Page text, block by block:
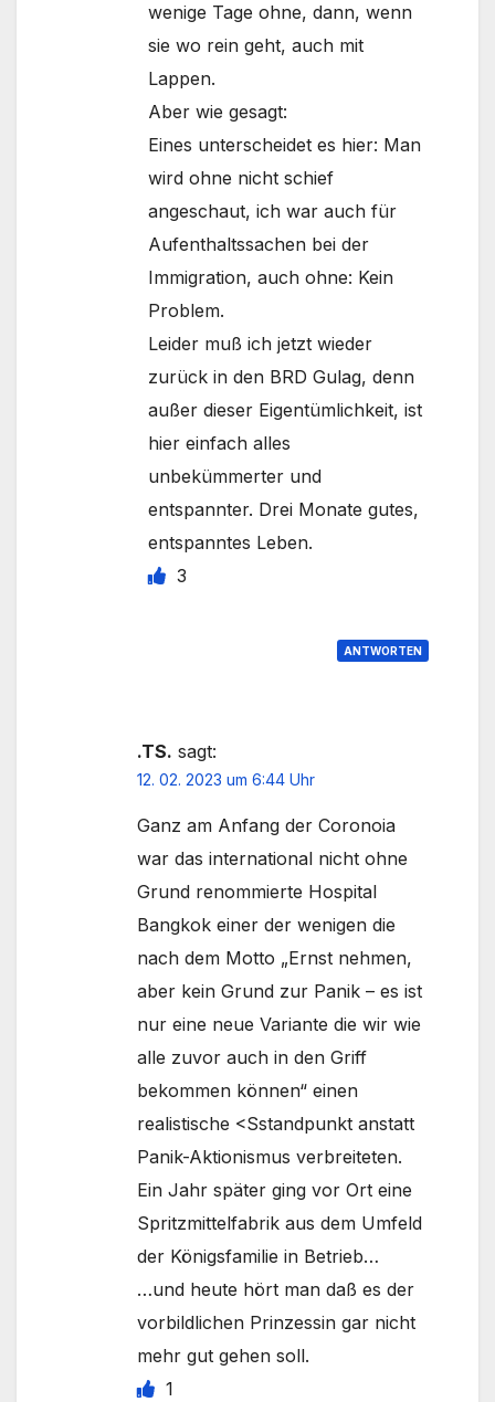
wenige Tage ohne, dann, wenn
sie wo rein geht, auch mit
Lappen.
Aber wie gesagt:
Eines unterscheidet es hier: Man
wird ohne nicht schief
angeschaut, ich war auch für
Aufenthaltssachen bei der
Immigration, auch ohne: Kein
Problem.
Leider muß ich jetzt wieder
zurück in den BRD Gulag, denn
außer dieser Eigentümlichkeit, ist
hier einfach alles
unbekümmerter und
entspannter. Drei Monate gutes,
entspanntes Leben.
3
ANTWORTEN
.TS. sagt:
12. 02. 2023 um 6:44 Uhr
Ganz am Anfang der Coronoia
war das international nicht ohne
Grund renommierte Hospital
Bangkok einer der wenigen die
nach dem Motto „Ernst nehmen,
aber kein Grund zur Panik – es ist
nur eine neue Variante die wir wie
alle zuvor auch in den Griff
bekommen können“ einen
realistische <Sstandpunkt anstatt
Panik-Aktionismus verbreiteten.
Ein Jahr später ging vor Ort eine
Spritzmittelfabrik aus dem Umfeld
der Königsfamilie in Betrieb…
…und heute hört man daß es der
vorbildlichen Prinzessin gar nicht
mehr gut gehen soll.
1